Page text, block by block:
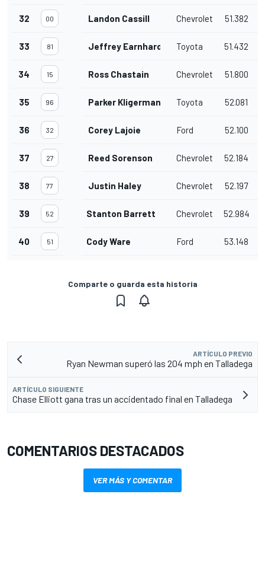
32 00 Landon Cassill Chevrolet 51.382
33 81 Jeffrey Earnhardt Toyota 51.432
34 15 Ross Chastain Chevrolet 51.800
35 96 Parker Kligerman Toyota 52.081
36 32 Corey Lajoie Ford 52.100
37 27 Reed Sorenson Chevrolet 52.184
38 77 Justin Haley Chevrolet 52.197
39 52 Stanton Barrett Chevrolet 52.984
40 51 Cody Ware Ford 53.148
Comparte o guarda esta historia
ARTÍCULO PREVIO
Ryan Newman superó las 204 mph en Talladega
ARTÍCULO SIGUIENTE
Chase Elliott gana tras un accidentado final en Talladega
COMENTARIOS DESTACADOS
VER MÁS Y COMENTAR